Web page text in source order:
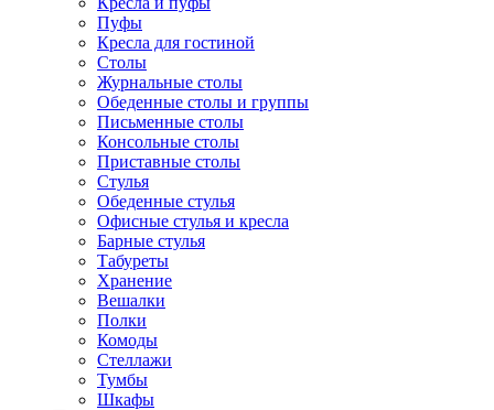
Пуфы
Кресла для гостиной
Столы
Журнальные столы
Обеденные столы и группы
Письменные столы
Консольные столы
Приставные столы
Стулья
Обеденные стулья
Офисные стулья и кресла
Барные стулья
Табуреты
Хранение
Вешалки
Полки
Комоды
Стеллажи
Тумбы
Шкафы